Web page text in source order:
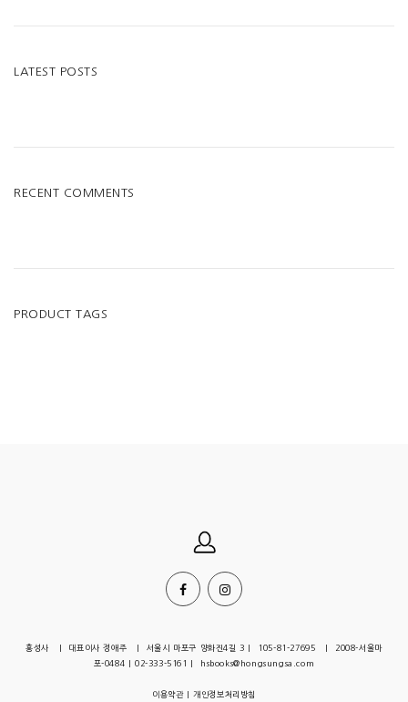
LATEST POSTS
RECENT COMMENTS
PRODUCT TAGS
홍성사 | 대표이사 정애주 | 서울시 마포구 양화진4길 3 | 105-81-27695 | 2008-서울마
포-0484 | 02-333-5161 | hsbooks@hongsungsa.com
이용약관|개인정보처리방침